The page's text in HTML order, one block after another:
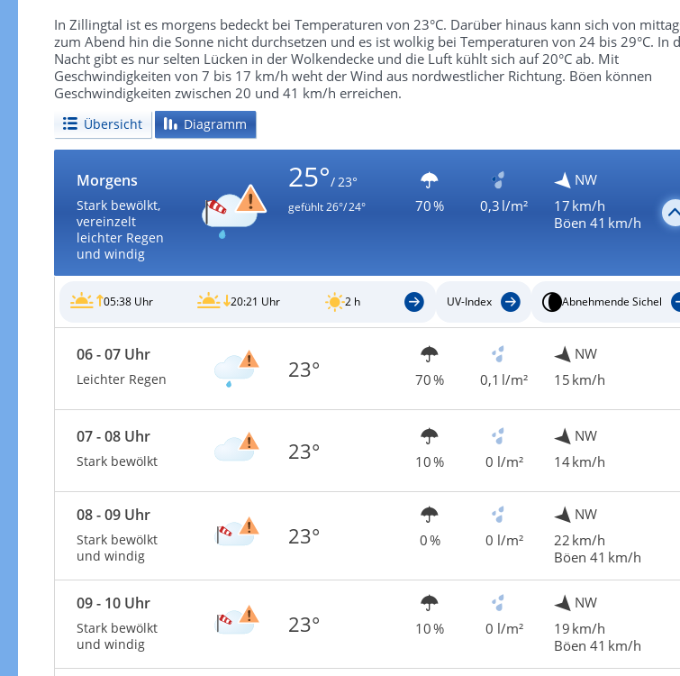
In Zillingtal ist es morgens bedeckt bei Temperaturen von 23°C. Darüber hinaus kann sich von
zum Abend hin die Sonne nicht durchsetzen und es ist wolkig bei Temperaturen von 24 bis 29°C. In
Nacht gibt es nur selten Lücken in der Wolkendecke und die Luft kühlt sich auf 20°C ab. Mit
Geschwindigkeiten von 7 bis 17 km/h weht der Wind aus nordwestlicher Richtung. Böen können
Geschwindigkeiten zwischen 20 und 41 km/h erreichen.
Übersicht Diagramm
Morgens
Stark bewölkt,
vereinzelt
leichter Regen
und windig
25°/ 23°
gefühlt26°/ 24° 70 % 0,3 l/m²
NW
17 km/h
Böen 41 km/h
05:38 Uhr 20:21 Uhr 2 h UV-Index Abnehmende Sichel
06 - 07 Uhr
Leichter Regen 23° 70 % 0,1 l/m²
NW
15 km/h
07 - 08 Uhr
Stark bewölkt 23° 10 % 0 l/m²
NW
14 km/h
08 - 09 Uhr
Stark bewölkt
und windig
23° 0 % 0 l/m²
NW
22 km/h
Böen 41 km/h
09 - 10 Uhr
Stark bewölkt
und windig
23° 10 % 0 l/m²
NW
19 km/h
Böen 41 km/h
Unwetterwarnungen
Unwetterwarnungen aktuell
Zu den Unwetterwarnungen
Regenradar
Zum animierten Regenradar